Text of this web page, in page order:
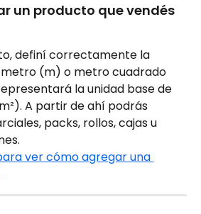
un producto que vendés
definí correctamente la
metro (m) o metro cuadrado
la unidad base de
A partir de ahí podrás
packs, rollos, cajas u
ver cómo agregar una